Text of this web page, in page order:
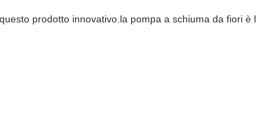
prodotto innovativo.la pompa a schiuma da fiori è